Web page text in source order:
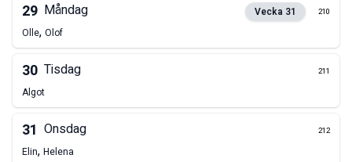
29 Måndag Vecka 31 210
Olle, Olof
30 Tisdag 211
Algot
31 Onsdag 212
Elin, Helena